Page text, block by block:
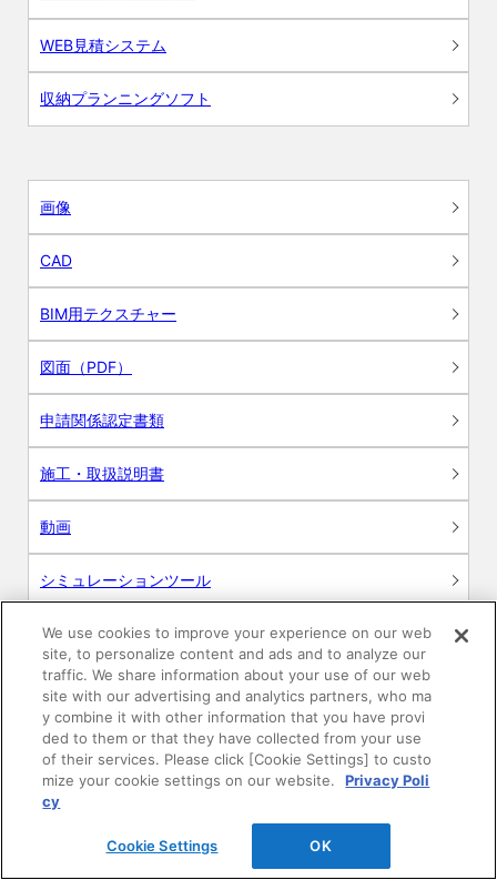
WEB見積システム
収納プランニングソフト
画像
CAD
BIM用テクスチャー
図面（PDF）
申請関係認定書類
施工・取扱説明書
動画
シミュレーションツール
24時間換気システム〈エアスマート〉
簡易設計見積ソフト
R&Dセンター環境測定・分析サービス
商品マスター申し込み
We use cookies to improve your experience on our web
site, to personalize content and ads and to analyze our
traffic. We share information about your use of our web
site with our advertising and analytics partners, who ma
y combine it with other information that you have provi
ded to them or that they have collected from your use
of their services. Please click [Cookie Settings] to custo
mize your cookie settings on our website.
Privacy Poli
cy
Cookie Settings OK